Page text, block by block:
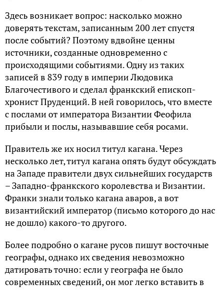
Здесь возникает вопрос: насколько можно
доверять текстам, записанным 200 лет спустя
после событий? Поэтому вдвойне ценны
источники, созданные одновременно с
происходящими событиями. Одну из таких
записей в 839 году в империи Людовика
Благочестивого и сделал франкский епископ-
хронист Пруденций. В ней говорилось, что вместе
с послами от императора Византии Феофила
прибыли и послы, называвшие себя росами.
Правитель же их носил титул кагана. Через
несколько лет, титул кагана опять будут обсуждать
на Западе правители двух сильнейших государств
– Западно-франкского королевства и Византии.
Франки знали только кагана аваров, а вот
византийский император (письмо которого до нас
не дошло) какого-то другого.
Более подробно о кагане русов пишут восточные
географы, однако их сведения невозможно
датировать точно: если у географа не было
современных сведений, он мог легко вставить в